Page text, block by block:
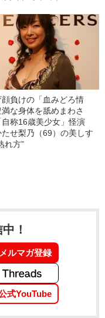
顔負けの「血みどろ情
な身体を舐めまわさ
称16歳美少女」怪演
せ梨乃（69）の美しす
れ方”
！
メルマガ登録
式YouTube